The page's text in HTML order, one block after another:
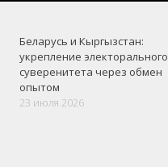
Беларусь и Кыргызстан:
укрепление электорального
суверенитета через обмен
опытом
23 июля 2026